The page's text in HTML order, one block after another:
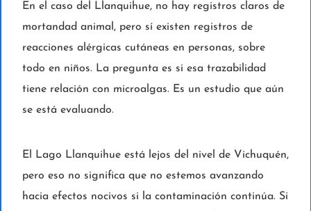
En el caso del Llanquihue, no hay registros claros de
mortandad animal, pero sí existen registros de
reacciones alérgicas cutáneas en personas, sobre
todo en niños. La pregunta es si esa trazabilidad
tiene relación con microalgas. Es un estudio que aún
se está evaluando.
El Lago Llanquihue está lejos del nivel de Vichuquén,
pero eso no significa que no estemos avanzando
hacia efectos nocivos si la contaminación continúa. Si